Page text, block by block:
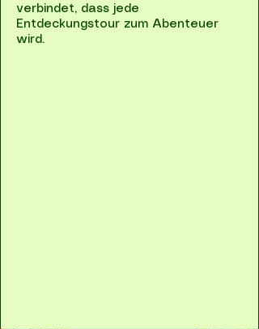
verbindet, dass jede
Entdeckungstour zum Abenteuer
wird.